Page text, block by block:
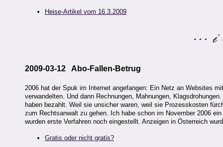
Heise-Artikel vom 16.3.2009
2009-03-12 Abo-Fallen-Betrug
2006 hat der Spuk im Internet angefangen: Ein Netz an Websites
verwandelten. Und dann Rechnungen, Mahnungen,
haben bezahlt. Weil sie unsicher waren, weil sie Prozesskosten
zum Rechtsanwalt zu gehen. Ich habe schon im November 2006
wurden erste Verfahren noch eingestellt. Anzeigen in Österreich
Gratis oder nicht gratis?